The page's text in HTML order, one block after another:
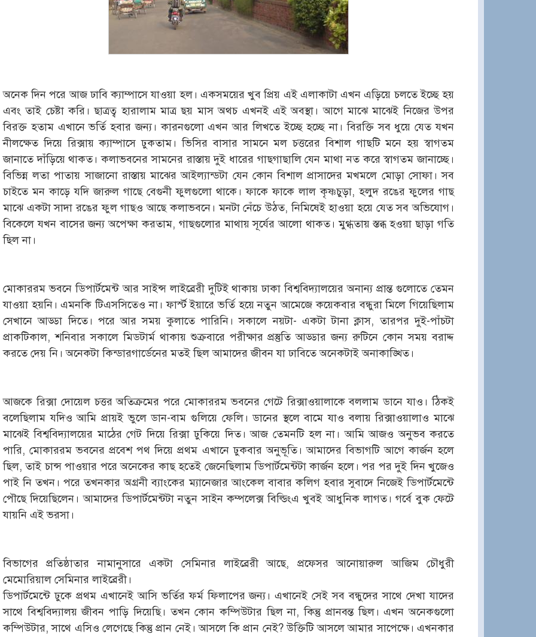
অনেক দিন পরে আজ ঢাবি ক্যাম্পাসে যাওয়া হল। একসময়ের খুব প্রিয় এই এলাকাটা এখন এড়িয়ে চলতে ইচ্ছে হয়
এবং তাই চেষ্টা করি। ছাত্রত্ব হারালাম মাত্র ছয় মাস অথচ এখনই এই অবস্থা। আগে মাঝে মাঝেই নিজের উপর
বিরক্ত হতাম এখানে ভর্তি হবার জন্য। কারনগুলো এখন আর লিখতে ইচ্ছে হচ্ছে না। বিরক্তি সব ধুয়ে যেত যখন
নীলক্ষেত দিয়ে রিক্সায় ক্যাম্পাসে ঢুকতাম। ভিসির বাসার সামনে মল চত্তরের বিশাল গাছটি মনে হয় স্বাগতম
জানাতে দাঁড়িয়ে থাকত। কলাভবনের সামনের রাস্তায় দুই ধারের গাছগাছালি যেন মাথা নত করে স্বাগতম জানাচ্ছে।
বিভিন্ন লতা পাতায় সাজানো রাস্তায় মাঝের আইল্যান্ডটা যেন কোন বিশাল প্রাসাদের মখমলে মোড়া সোফা। সব
চাইতে মন কাড়ে যদি জারুল গাছে বেগুনী ফুলগুলো থাকে। ফাকে ফাকে লাল কৃষ্ণচুড়া, হলুদ রঙের ফুলের গাছ
মাঝে একটা সাদা রঙের ফুল গাছও আছে কলাভবনে। মনটা নেঁচে উঠত, নিমিষেই হাওয়া হয়ে যেত সব অভিযোগ।
বিকেলে যখন বাসের জন্য অপেক্ষা করতাম, গাছগুলোর মাথায় সূর্যের আলো থাকত। মুগ্ধতায় স্তব্ধ হওয়া ছাড়া গতি
ছিল না।
মোকাররম ভবনে ডিপার্টমেন্ট আর সাইন্স লাইব্রেরী দুটিই থাকায় ঢাকা বিশ্ববিদ্যালয়ের অনান্য প্রান্ত গুলোতে তেমন
যাওয়া হয়নি। এমনকি টিএসসিতেও না। ফার্স্ট ইয়ারে ভর্তি হয়ে নতুন আমেজে কয়েকবার বন্ধুরা মিলে গিয়েছিলাম
সেখানে আড্ডা দিতে। পরে আর সময় কুলাতে পারিনি। সকালে নয়টা- একটা টানা ক্লাস, তারপর দুই-পাঁচটা
প্রাকটিকাল, শনিবার সকালে মিডটার্ম থাকায় শুক্রবারে পরীক্ষার প্রস্তুতি আড্ডার জন্য রুটিনে কোন সময় বরাদ্দ
করতে দেয় নি। অনেকটা কিন্ডারগার্ডেনের মতই ছিল আমাদের জীবন যা ঢাবিতে অনেকটাই অনাকাঙ্খিত।
আজকে রিক্সা দোয়েল চত্তর অতিক্রমের পরে মোকাররম ভবনের গেটে রিক্সাওয়ালাকে বললাম ডানে যাও। ঠিকই
বলেছিলাম যদিও আমি প্রায়ই ভুলে ডান-বাম গুলিয়ে ফেলি। ডানের স্থলে বামে যাও বলায় রিক্সাওয়ালাও মাঝে
মাঝেই বিশ্ববিদ্যালয়ের মাঠের গেট দিয়ে রিক্সা ঢুকিয়ে দিত। আজ তেমনটি হল না। আমি আজও অনুভব করতে
পারি, মোকাররম ভবনের প্রবেশ পথ দিয়ে প্রথম এখানে ঢুকবার অনুভূতি। আমাদের বিভাগটি আগে কার্জন হলে
ছিল, তাই চান্স পাওয়ার পরে অনেকের কাছ হতেই জেনেছিলাম ডিপার্টমেন্টটা কার্জন হলে। পর পর দুই দিন খুজেও
পাই নি তখন। পরে তখনকার অগ্রনী ব্যাংকের ম্যানেজার আংকেল বাবার কলিগ হবার সুবাদে নিজেই ডিপার্টমেন্টে
পৌছে দিয়েছিলেন। আমাদের ডিপার্টমেন্টটা নতুন সাইন কম্পলেক্স বিল্ডিংএ খুবই আধুনিক লাগত। গর্বে বুক ফেটে
যায়নি এই ভরসা।
বিভাগের প্রতিষ্ঠাতার নামানুসারে একটা সেমিনার লাইব্রেরী আছে, প্রফেসর আনোয়ারুল আজিম চৌধুরী
মেমোরিয়াল সেমিনার লাইব্রেরী।
ডিপার্টমেন্টে ঢুকে প্রথম এখানেই আসি ভর্তির ফর্ম ফিলাপের জন্য। এখানেই সেই সব বন্ধুদের সাথে দেখা যাদের
সাথে বিশ্ববিদ্যালয় জীবন পাড়ি দিয়েছি। তখন কোন কম্পিউটার ছিল না, কিন্তু প্রানবন্ত ছিল। এখন অনেকগুলো
কম্পিউটার, সাথে এসিও লেগেছে কিন্তু প্রান নেই। আসলে কি প্রান নেই? উক্তিটি আসলে আমার সাপেক্ষে। এখনকার